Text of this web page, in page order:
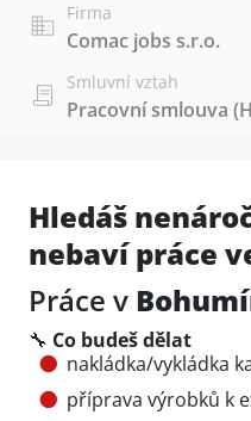
Firma
Comac jobs s.r.o.
Smluvní vztah
Pracovní smlouva
Hledáš
nebaví práce
Práce v
🔧 Co budeš dělat
nakládka/vykládka
příprava výrobků k